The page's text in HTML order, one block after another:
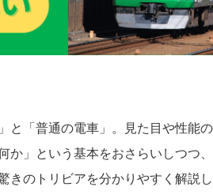
と「普通の電車」。見た目や性能
か」という基本をおさらいしつつ
のトリビアを分かりやすく解説し